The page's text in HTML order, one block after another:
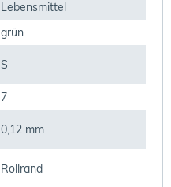
Lebensmittel
grün
S
7
0,12 mm
Rollrand